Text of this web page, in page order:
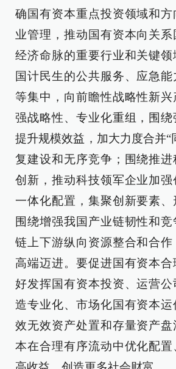
确国有资本重点投资领域和
业管理，推动国有资本向关
经济命脉的重要行业和关键
国计民生的公共服务、应急
等集中，向前瞻性战略性新
强战略性、专业化重组，围绕
提升规模效益，加大力度合并“
复建设和无序竞争；围绕推
创新，推动科技领军企业加
一体化配置，集聚创新要素、
围绕增强我国产业链韧性和
链上下游纵向资源整合和合
高端迈进。要促进国有资本
好发挥国有资本投资、运营
造专业化、市场化国有资本
效无效资产处置和存量资产
本在合理有序流动中优化配